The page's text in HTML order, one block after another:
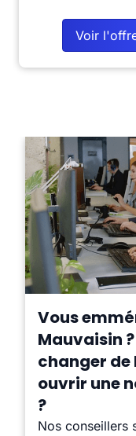
Voir
Vous
Mauvaisin
changer de
ouvrir une
?
Nos conseillers